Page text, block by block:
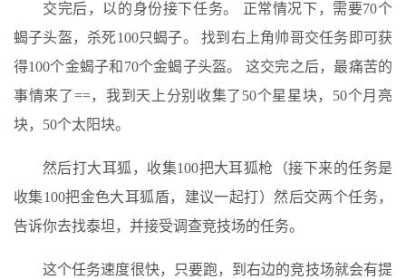
交完后，以的身份接下任务。 正常情况下，需要70个
蝎子头盔，杀死100只蝎子。 找到右上角帅哥交任务即可获
得100个金蝎子和70个金蝎子头盔。 这交完之后，最痛苦的
事情来了==，我到天上分别收集了50个星星块，50个月亮
块，50个太阳块。
然后打大耳狐，收集100把大耳狐枪（接下来的任务是
收集100把金色大耳狐盾，建议一起打）然后交两个任务，
告诉你去找泰坦，并接受调查竞技场的任务。
这个任务速度很快，只要跑，到右边的竞技场就会有提